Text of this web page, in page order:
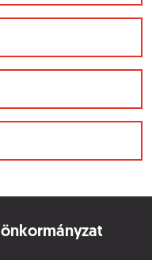
önkormányzat